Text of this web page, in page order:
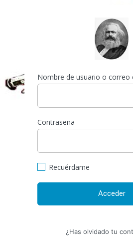
Nombre de usuario o correo
Contraseña
Recuérdame
¿Has olvidado tu